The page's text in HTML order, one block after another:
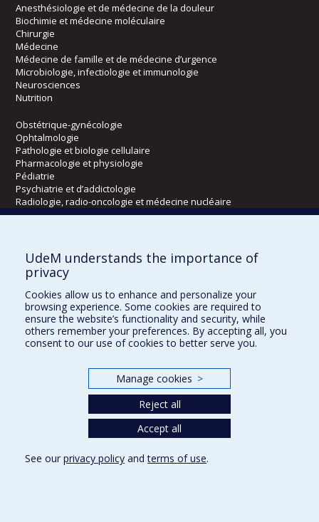
Anesthésiologie et de médecine de la douleur
Biochimie et médecine moléculaire
Chirurgie
Médecine
Médecine de famille et de médecine d’urgence
Microbiologie, infectiologie et immunologie
Neurosciences
Nutrition
Obstétrique-gynécologie
Ophtalmologie
Pathologie et biologie cellulaire
Pharmacologie et physiologie
Pédiatrie
Psychiatrie et d’addictologie
Radiologie, radio-oncologie et médecine nucléaire
Écoles
Kinésiologie et des sciences de l’activité physique
Orthophonie et audiologie
Réadaptation
Directions
DPC
UdeM understands the importance of
privacy
Cookies allow us to enhance and personalize your
browsing experience. Some cookies are required to
ensure the website’s functionality and security, while
others remember your preferences. By accepting all, you
consent to our use of cookies to better serve you.
Manage cookies >
Reject all
Accept all
See our privacy policy andterms of use.